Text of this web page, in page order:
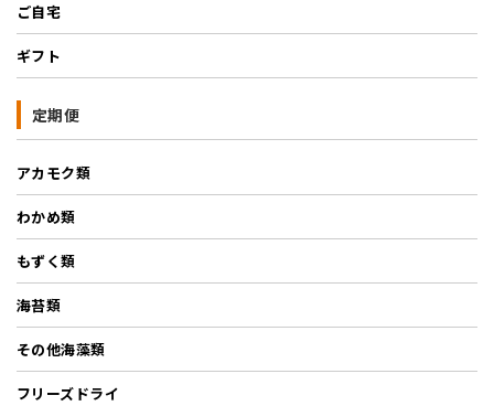
ご自宅
ギフト
定期便
アカモク類
わかめ類
もずく類
海苔類
その他海藻類
フリーズドライ